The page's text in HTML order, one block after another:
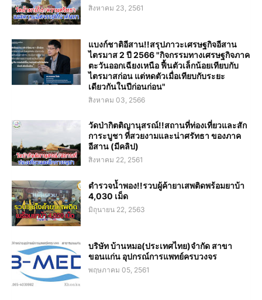
สิงหาคม 23, 2561
แบงก์ชาติอีสาน!!สรุปภาวะเศรษฐกิจอีสาน
ไตรมาส 2 ปี 2566 "กิจกรรมทางเศรษฐกิจภาค
ตะวันออกเฉียงเหนือ ฟื้นตัวเล็กน้อยเทียบกับ
ไตรมาสก่อน แต่หดตัวเมื่อเทียบกับระยะ
เดียวกันในปีก่อนก่อน"
สิงหาคม 03, 2566
วัดป่ากิตติญานุสรณ์!!สถานที่ท่องเที่ยวและสัก
การะบูชา ที่สวยงามและน่าศรัทธา ของภาค
อีสาน (มีคลิป)
สิงหาคม 22, 2561
ตำรวจน้ำพอง!!รวบผู้ค้ายาเสพติดพร้อมยาบ้า
4,030 เม็ด
มิถุนายน 22, 2563
บริษัท บ้านหมอ(ประเทศไทย)จำกัด สาขา
ขอนแก่น อุปกรณ์การแพทย์ครบวงจร
พฤษภาคม 05, 2561